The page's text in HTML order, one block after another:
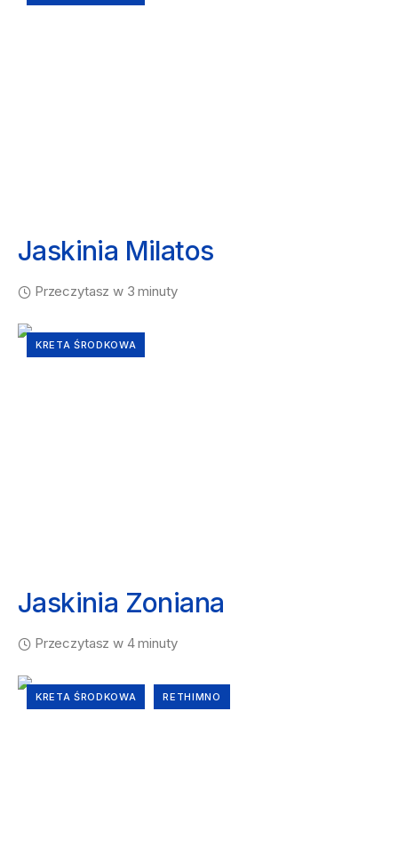
Jaskinia Milatos
Przeczytasz w 3 minuty
KRETA ŚRODKOWA
Jaskinia Zoniana
Przeczytasz w 4 minuty
KRETA ŚRODKOWA RETHIMNO